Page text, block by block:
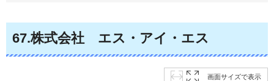
67.株式会社 エス ・アイ・エス
画面サイズで表示